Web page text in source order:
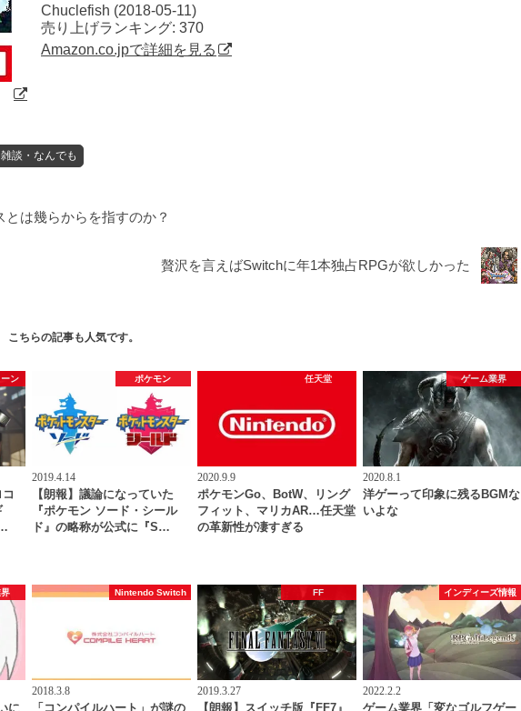
Chuclefish (2018-05-11)
売り上げランキング: 370
Amazon.co.jpで詳細を見る
雑談・なんでも
とは幾らからを指すのか？
贅沢を言えばSwitchに年1本独占RPGが欲しかった
こちらの記事も人気です。
ン ポケモン
2019.4.14
【朗報】議論になっていた
『ポケモン ソード・シール
ド』の略称が公式に『S…
任天堂
2020.9.9
ポケモンGo、BotW、リング
フィット、マリカAR…任天堂
の革新性が凄すぎる
ゲーム業界
2020.8.1
洋ゲーって印象に残るBGMな
いよな
に
Nintendo Switch
2018.3.8
「コンパイルハート」が謎の
FF
2019.3.27
【朗報】スイッチ版『FF7』
インディーズ情報
2022.2.2
ゲーム業界「変なゴルフゲー